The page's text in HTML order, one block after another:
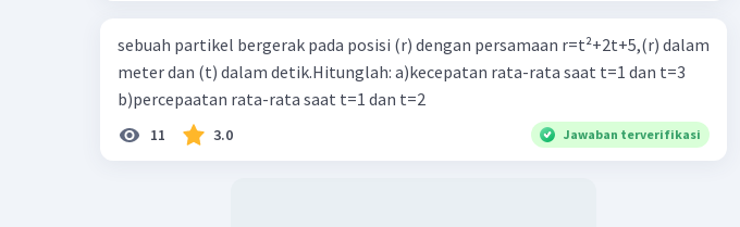
sebuah partikel bergerak pada posisi (r) dengan persamaan r=t²+2t+5,(r) dalam
meter dan (t) dalam detik.Hitunglah: a)kecepatan rata-rata saat t=1 dan t=3
b)percepaatan rata-rata saat t=1 dan t=2
11 3.0 Jawaban terverifikasi